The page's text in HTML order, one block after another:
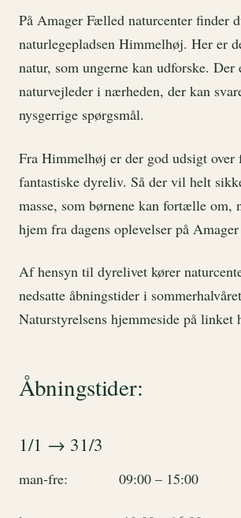
På Amager Fælled naturcenter finder
naturlegepladsen Himmelhøj. Her er
natur, som ungerne kan udforske. Der
naturvejleder i nærheden, der kan
nysgerrige spørgsmål.
Fra Himmelhøj er der god udsigt
fantastiske dyreliv. Så der vil helt
masse, som børnene kan fortælle om,
hjem fra dagens oplevelser på
Af hensyn til dyrelivet kører
nedsatte åbningstider i
Naturstyrelsens hjemmeside på linket
Åbningstider:
1/1 → 31/3
man-fre: 09:00 – 15:00